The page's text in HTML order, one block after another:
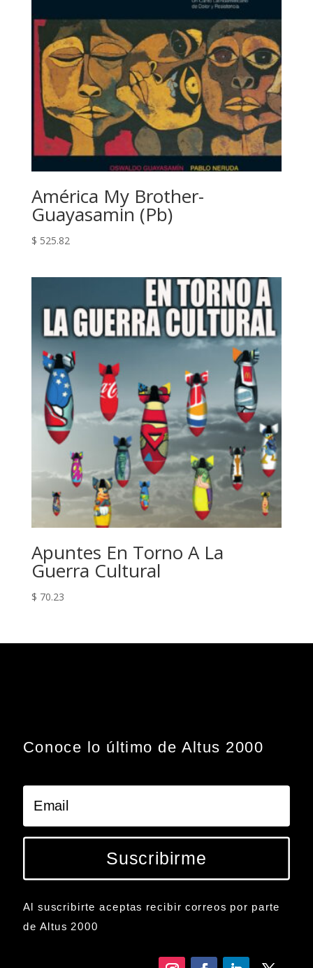
América My Brother-
Guayasamin (Pb)
$ 525.82
Apuntes En Torno A La
Guerra Cultural
$ 70.23
Conoce lo último de Altus 2000
Suscribirme
Al suscribirte aceptas recibir correos por parte
de Altus 2000